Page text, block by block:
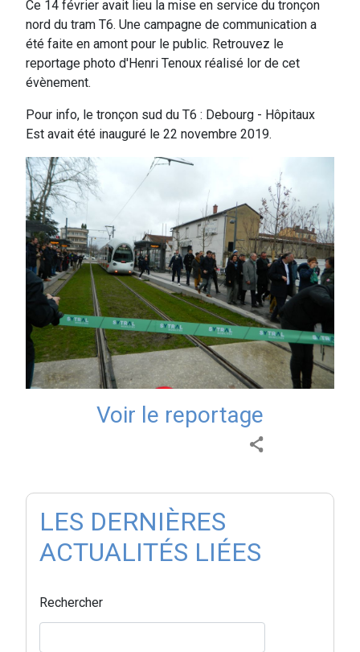
Ce 14 février avait lieu la mise en service du tronçon
nord du tram T6. Une campagne de communication a
été faite en amont pour le public. Retrouvez le
reportage photo d'Henri Tenoux réalisé lor de cet
évènement.
Pour info, le tronçon sud du T6 : Debourg - Hôpitaux
Est avait été inauguré le 22 novembre 2019.
Voir le reportage
LES DERNIÈRES
ACTUALITÉS LIÉES
Rechercher